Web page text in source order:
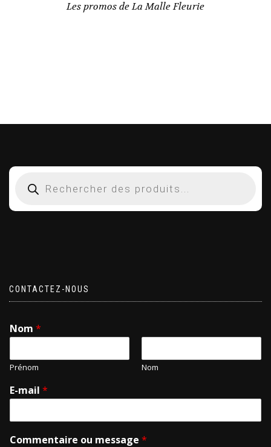
Les promos de La Malle Fleurie
CONTACTEZ-NOUS
Nom *
Prénom Nom
E-mail *
Commentaire ou message *